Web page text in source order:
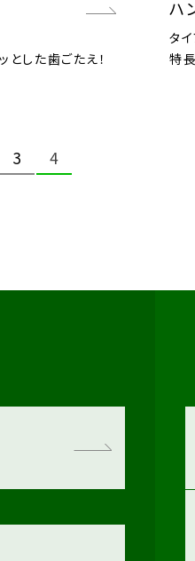
とした歯ごたえ！
ハ
タ
特長
3 4